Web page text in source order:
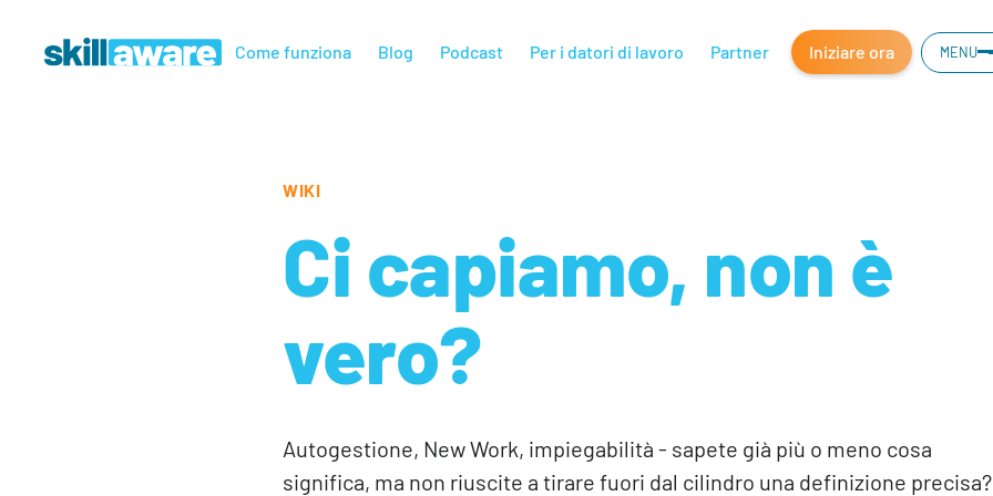
Come funziona Blog Podcast Per i datori di lavoro Partner Iniziare ora MENU
WIKI
Ci capiamo, non è
vero?
Autogestione, New Work, impiegabilità - sapete già più o meno cosa
significa, ma non riuscite a tirare fuori dal cilindro una definizione precisa?